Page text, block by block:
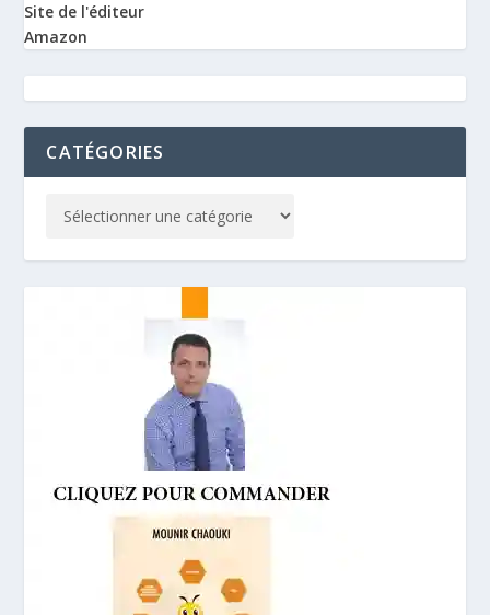
Site de l'éditeur
Amazon
CATÉGORIES